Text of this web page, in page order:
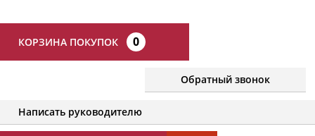
КОРЗИНА ПОКУПОК 0
Обратный звонок
Написать руководителю